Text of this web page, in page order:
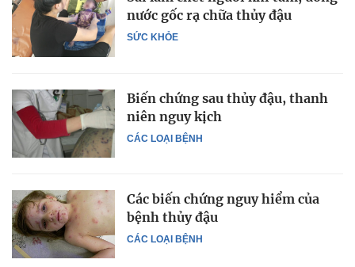
SỨC KHỎE
nước gốc rạ chữa thủy đậu
CÁC LOẠI BỆNH
Biến chứng sau thủy đậu, thanh
niên nguy kịch
CÁC LOẠI BỆNH
Các biến chứng nguy hiểm của
bệnh thủy đậu